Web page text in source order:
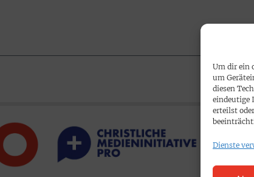
Um dir ein
um
diesen
eindeutige
erteilst
Dienste